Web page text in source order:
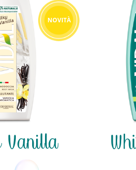
NOVITÀ
Vanilla